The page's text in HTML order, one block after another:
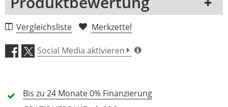
1 Rezension
5 Sterne
4 Sterne
2 Sterne
Vergleichsliste Merkzettel
Social Media aktivieren
Bis zu 24 Monate0% Finanzierung